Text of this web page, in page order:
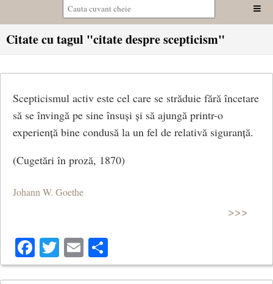
Citate cu tagul "citate despre scepticism"
Scepticismul activ este cel care se străduie fără încetare
să se învingă pe sine însuși și să ajungă printr-o
experiență bine condusă la un fel de relativă siguranță.
(Cugetări în proză, 1870)
Johann W. Goethe
>>>
Facebook
Twitter
Email